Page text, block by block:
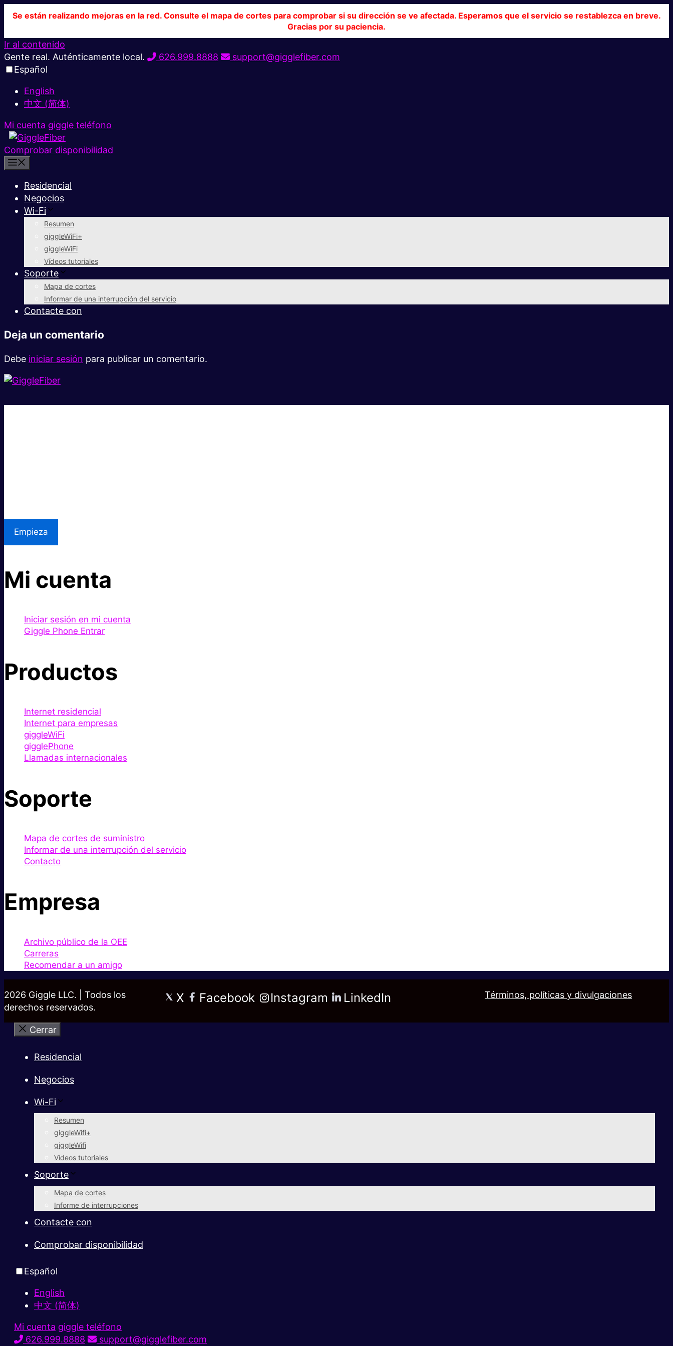
Se están realizando mejoras en la red. Consulte el mapa de cortes para comprobar si su dirección se ve afectada. Esperamos que el servicio se restablezca en breve.
Gracias por su paciencia.
Ir al contenido
Gente real. Auténticamente local.
626.999.8888
support@gigglefiber.com
Español
English
中文 (简体)
Mi cuenta giggle teléfono
Comprobar disponibilidad
Residencial
Negocios
Wi-Fi
Resumen
giggleWiFi+
giggleWiFi
Vídeos tutoriales
Soporte
Mapa de cortes
Informar de una interrupción del servicio
Contacte con
Deja un comentario
Debe iniciar sesión para publicar un comentario.
Empieza
Mi cuenta
Iniciar sesión en mi cuenta
Giggle Phone Entrar
Productos
Internet residencial
Internet para empresas
giggleWiFi
gigglePhone
Llamadas internacionales
Soporte
Mapa de cortes de suministro
Informar de una interrupción del servicio
Contacto
Empresa
Archivo público de la OEE
Carreras
Recomendar a un amigo
2026 Giggle LLC. | Todos los
derechos reservados.
X Facebook Instagram LinkedIn Términos, políticas y divulgaciones
Cerrar
Residencial
Negocios
Wi-Fi
Resumen
giggleWifi+
giggleWifi
Vídeos tutoriales
Soporte
Mapa de cortes
Informe de interrupciones
Contacte con
Comprobar disponibilidad
Español
English
中文 (简体)
Mi cuenta giggle teléfono
626.999.8888
support@gigglefiber.com